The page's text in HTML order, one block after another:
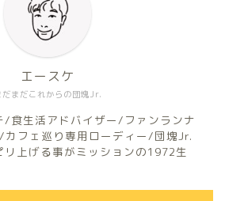
だまだこれからの団塊Jr.
エースケ
/食生活アドバイザー/ファンランナ
フェ巡り専用ローディー/団塊Jr.
リ上げる事がミッションの1972生